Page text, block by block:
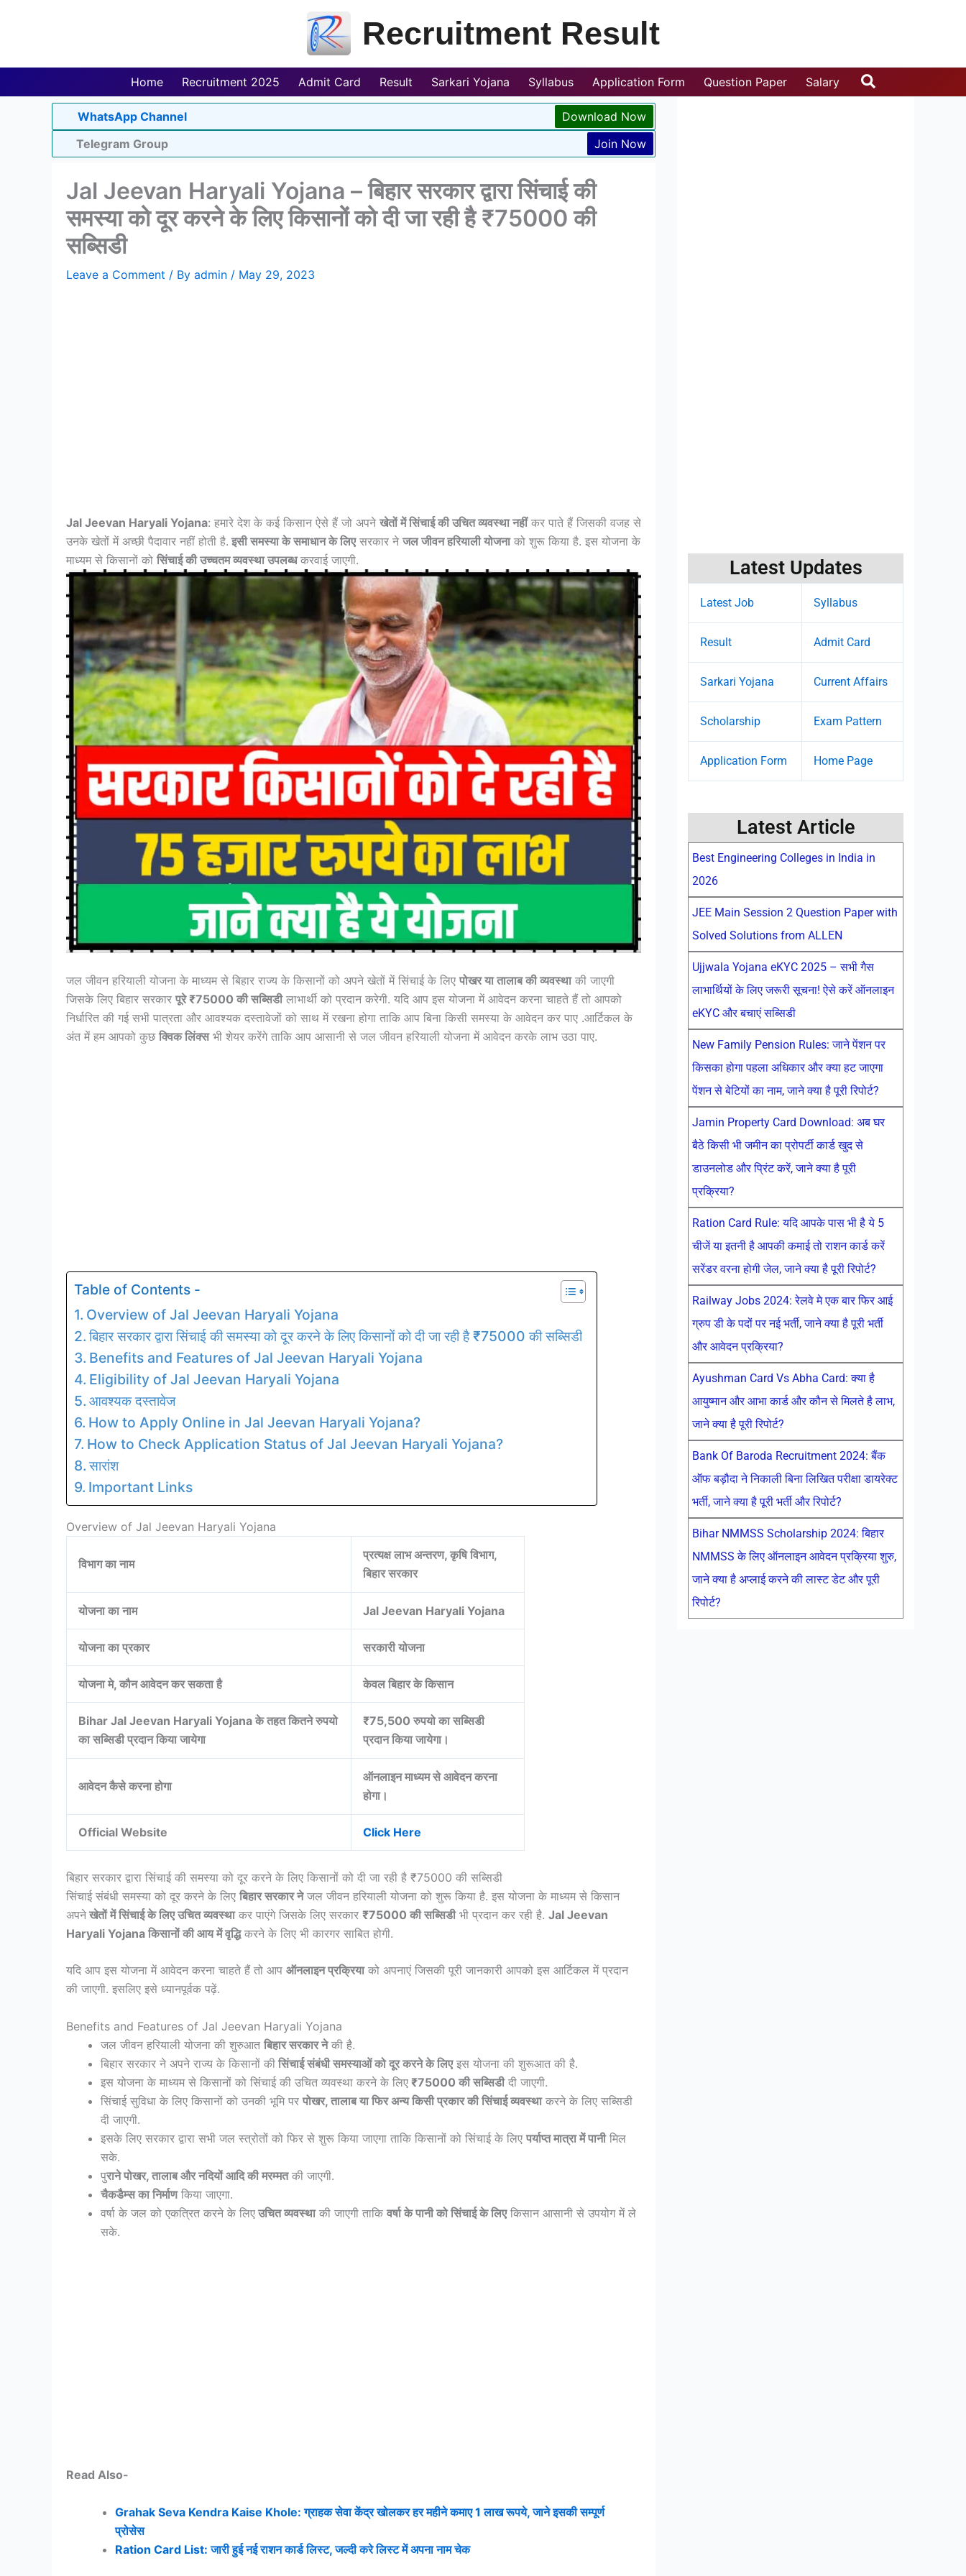
Recruitment Result
Home Recruitment 2025 Admit Card Result Sarkari Yojana Syllabus Application Form Question Paper Salary Search
WhatsApp Channel
Download Now
Telegram Group
Join Now
Jal Jeevan Haryali Yojana – बिहार सरकार द्वारा सिंचाई की
समस्या को दूर करने के लिए किसानों को दी जा रही है ₹75000 की
सब्सिडी
Leave a Comment / By admin / May 29, 2023
Jal Jeevan Haryali Yojana: हमारे देश के कई किसान ऐसे हैं जो अपने खेतों में सिंचाई की उचित व्यवस्था नहींकर पाते हैं जिसकी वजह से
उनके खेतों में अच्छी पैदावार नहीं होती है. इसी समस्या के समाधान के लिएसरकार ने जल जीवन हरियाली योजनाको शुरू किया है. इस योजना के
माध्यम से किसानों को सिंचाई की उच्चतम व्यवस्था उपलब्धकरवाई जाएगी.
जल जीवन हरियाली योजना के माध्यम से बिहार राज्य के किसानों को अपने खेतों में सिंचाई के लिए पोखर या तालाब की व्यवस्थाकी जाएगी
जिसके लिए बिहार सरकार पूरे ₹75000 की सब्सिडीलाभार्थी को प्रदान करेगी. यदि आप इस योजना में आवेदन करना चाहते हैं तो आपको
निर्धारित की गई सभी पात्रता और आवश्यक दस्तावेजों को साथ में रखना होगा ताकि आप बिना किसी समस्या के आवेदन कर पाए .आर्टिकल के
अंत में हम आपको कुछ क्विक लिंक्सभी शेयर करेंगे ताकि आप आसानी से जल जीवन हरियाली योजना में आवेदन करके लाभ उठा पाए.
Table of Contents -
Overview of Jal Jeevan Haryali Yojana
बिहार सरकार द्वारा सिंचाई की समस्या को दूर करने के लिए किसानों को दी जा रही है ₹75000 की सब्सिडी
Benefits and Features of Jal Jeevan Haryali Yojana
Eligibility of Jal Jeevan Haryali Yojana
आवश्यक दस्तावेज
How to Apply Online in Jal Jeevan Haryali Yojana?
How to Check Application Status of Jal Jeevan Haryali Yojana?
सारांश
Important Links
Overview of Jal Jeevan Haryali Yojana
विभाग का नाम
प्रत्यक्ष लाभ अन्तरण, कृषि विभाग,
बिहार सरकार
योजना का नाम Jal Jeevan Haryali Yojana
योजना का प्रकार सरकारी योजना
योजना मे, कौन आवेदन कर सकता है केवल बिहार के किसान
Bihar Jal Jeevan Haryali Yojana के तहत कितने रुपयो
का सब्सिडी प्रदान किया जायेगा
₹75,500 रुपयो का सब्सिडी
प्रदान किया जायेगा।
आवेदन कैसे करना होगा
ऑनलाइन माध्यम से आवेदन करना
होगा।
Official Website Click Here
बिहार सरकार द्वारा सिंचाई की समस्या को दूर करने के लिए किसानों को दी जा रही है ₹75000 की सब्सिडी
सिंचाई संबंधी समस्या को दूर करने के लिए बिहार सरकार नेजल जीवन हरियाली योजना को शुरू किया है. इस योजना के माध्यम से किसान
अपनेखेतों में सिंचाई के लिए उचित व्यवस्थाकर पाएंगे जिसके लिए सरकार ₹75000 की सब्सिडीभी प्रदान कर रही है. Jal Jeevan
Haryali Yojana किसानों की आय में वृद्धिकरने के लिए भी कारगर साबित होगी.
यदि आप इस योजना में आवेदन करना चाहते हैं तो आप ऑनलाइन प्रक्रियाको अपनाएं जिसकी पूरी जानकारी आपको इस आर्टिकल में प्रदान
की जाएगी. इसलिए इसे ध्यानपूर्वक पढ़ें.
Benefits and Features of Jal Jeevan Haryali Yojana
जल जीवन हरियाली योजना की शुरुआत बिहार सरकार नेकी है.
बिहार सरकार ने अपने राज्य के किसानों की सिंचाई संबंधी समस्याओं को दूर करने के लिएइस योजना की शुरूआत की है.
इस योजना के माध्यम से किसानों को सिंचाई की उचित व्यवस्था करने के लिए ₹75000 की सब्सिडीदी जाएगी.
सिंचाई सुविधा के लिए किसानों को उनकी भूमि पर पोखर, तालाब या फिर अन्य किसी प्रकार की सिंचाई व्यवस्थाकरने के लिए सब्सिडी
दी जाएगी.
इसके लिए सरकार द्वारा सभी जल स्त्रोतों को फिर से शुरू किया जाएगा ताकि किसानों को सिंचाई के लिए पर्याप्त मात्रा में पानीमिल
सके.
पुराने पोखर, तालाब और नदियों आदि की मरम्मतकी जाएगी.
चैकडैम्स का निर्माणकिया जाएगा.
वर्षा के जल को एकत्रित करने के लिए उचित व्यवस्थाकी जाएगी ताकि वर्षा के पानी को सिंचाई के लिएकिसान आसानी से उपयोग में ले
सके.
Read Also-
Grahak Seva Kendra Kaise Khole: ग्राहक सेवा केंद्र खोलकर हर महीने कमाए 1 लाख रूपये, जाने इसकी सम्पूर्ण
प्रोसेस
Ration Card List: जारी हुई नई राशन कार्ड लिस्ट, जल्दी करे लिस्ट में अपना नाम चेक
Latest Updates
Latest Job Syllabus
Result Admit Card
Sarkari Yojana Current Affairs
Scholarship Exam Pattern
Application Form Home Page
Latest Article
Best Engineering Colleges in India in
2026
JEE Main Session 2 Question Paper with
Solved Solutions from ALLEN
Ujjwala Yojana eKYC 2025 – सभी गैस
लाभार्थियों के लिए जरूरी सूचना! ऐसे करें ऑनलाइन
eKYC और बचाएं सब्सिडी
New Family Pension Rules: जाने पेंशन पर
किसका होगा पहला अधिकार और क्या हट जाएगा
पेंशन से बेटियों का नाम, जाने क्या है पूरी रिपोर्ट?
Jamin Property Card Download: अब घर
बैठे किसी भी जमीन का प्रोपर्टी कार्ड खुद से
डाउनलोड और प्रिंट करें, जाने क्या है पूरी
प्रक्रिया?
Ration Card Rule: यदि आपके पास भी है ये 5
चीजें या इतनी है आपकी कमाई तो राशन कार्ड करें
सरेंडर वरना होगी जेल, जाने क्या है पूरी रिपोर्ट?
Railway Jobs 2024: रेलवे मे एक बार फिर आई
ग्रुप डी के पदों पर नई भर्ती, जाने क्या है पूरी भर्ती
और आवेदन प्रक्रिया?
Ayushman Card Vs Abha Card: क्या है
आयुष्मान और आभा कार्ड और कौन से मिलते है लाभ,
जाने क्या है पूरी रिपोर्ट?
Bank Of Baroda Recruitment 2024: बैंक
ऑफ बड़ौदा ने निकाली बिना लिखित परीक्षा डायरेक्ट
भर्ती, जाने क्या है पूरी भर्ती और रिपोर्ट?
Bihar NMMSS Scholarship 2024: बिहार
NMMSS के लिए ऑनलाइन आवेदन प्रक्रिया शुरु,
जाने क्या है अप्लाई करने की लास्ट डेट और पूरी
रिपोर्ट?